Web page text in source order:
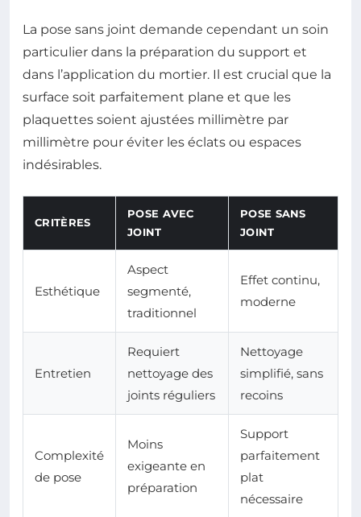
La pose sans joint demande cependant un soin
particulier dans la préparation du support et
dans l’application du mortier. Il est crucial que la
surface soit parfaitement plane et que les
plaquettes soient ajustées millimètre par
millimètre pour éviter les éclats ou espaces
indésirables.
CRITÈRES
POSE AVEC
JOINT
POSE SANS
JOINT
Esthétique
Aspect
segmenté,
traditionnel
Effet continu,
moderne
Entretien
Requiert
nettoyage des
joints réguliers
Nettoyage
simplifié, sans
recoins
Complexité
de pose
Moins
exigeante en
préparation
Support
parfaitement
plat
nécessaire